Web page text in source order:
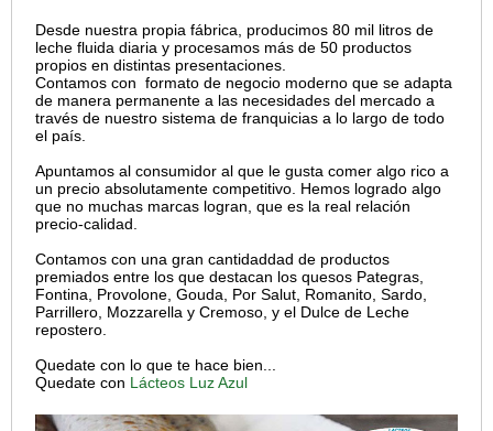
Desde nuestra propia fábrica, producimos 80 mil litros de
leche fluida diaria y procesamos más de 50 productos
propios en distintas presentaciones.
Contamos con formato de negocio moderno que se adapta
de manera permanente a las necesidades del mercado a
través de nuestro sistema de franquicias a lo largo de todo
el país.
Apuntamos al consumidor al que le gusta comer algo rico a
un precio absolutamente competitivo. Hemos logrado algo
que no muchas marcas logran, que es la real relación
precio-calidad.
Contamos con una gran cantidaddad de productos
premiados entre los que destacan los quesos Pategras,
Fontina, Provolone, Gouda, Por Salut, Romanito, Sardo,
Parrillero, Mozzarella y Cremoso, y el Dulce de Leche
repostero.
Quedate con lo que te hace bien...
Quedate con Lácteos Luz Azul